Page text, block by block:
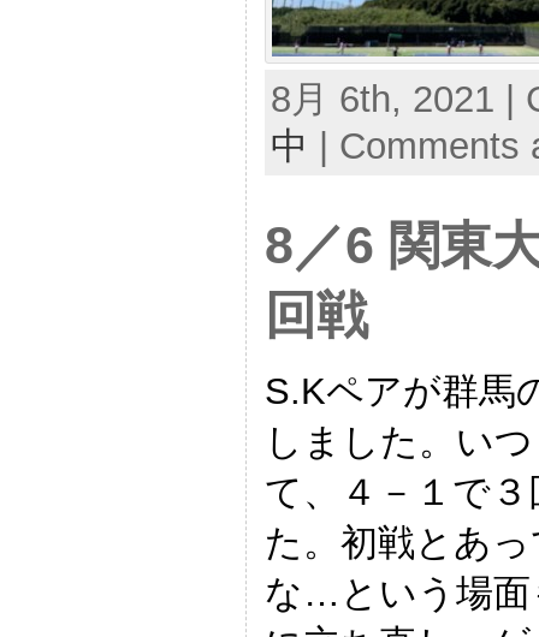
8月 6th, 2021 |
中
Comments
8／6 関
回戦
S.Kペアが群馬
しました。い
て、４－１で
た。初戦とあ
な…という場面